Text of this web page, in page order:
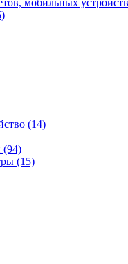
мобильных
(14)
(94)
(15)